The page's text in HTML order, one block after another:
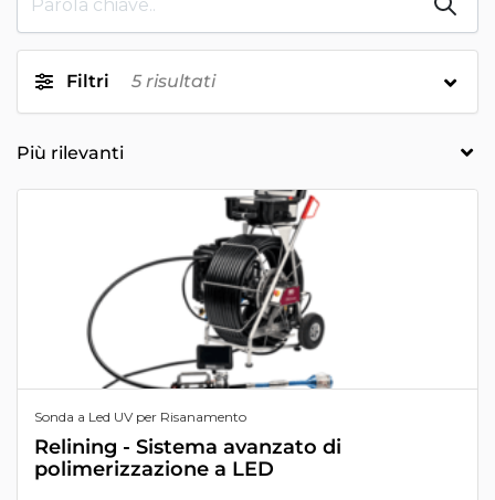
Filtri 5risultati
Sonda a Led UV per Risanamento
Relining - Sistema avanzato di
polimerizzazione a LED